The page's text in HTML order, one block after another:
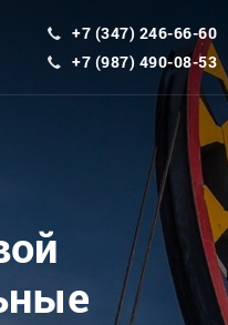
+7 (347) 246-66-60
+7 (987) 490-08-53